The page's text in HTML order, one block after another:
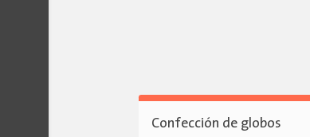
Confección de globos